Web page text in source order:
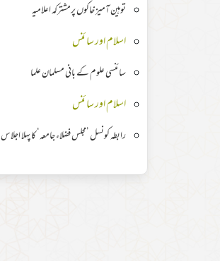
توہین آمیز خاکوں پرمشترکہ اعلامیہ
اسلام اور سائنس
سائنسی علوم کے بانی مسلمان علما
اسلام اور سائنس
رابطہ کونسل ’مجلس فضلاء جامعہ‘ کا پہلا اجلاس